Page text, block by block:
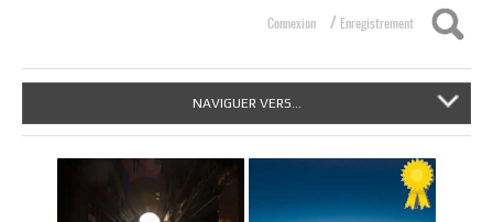
Connexion / Enregistrement
NAVIGUER VERS...